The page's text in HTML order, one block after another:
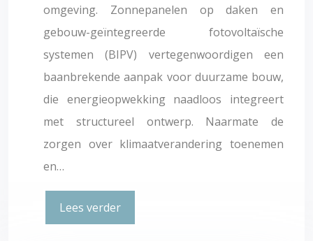
omgeving. Zonnepanelen op daken en
gebouw-geïntegreerde fotovoltaïsche
systemen (BIPV) vertegenwoordigen een
baanbrekende aanpak voor duurzame bouw,
die energieopwekking naadloos integreert
met structureel ontwerp. Naarmate de
zorgen over klimaatverandering toenemen
en…
Lees verder